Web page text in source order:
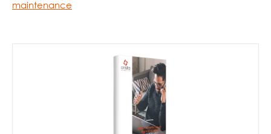
maintenance